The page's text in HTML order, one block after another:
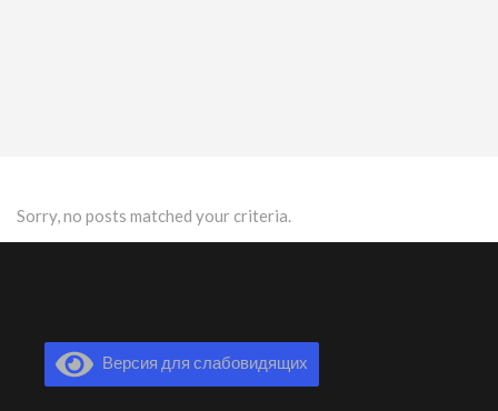
Sorry, no posts matched your criteria.
Версия для слабовидящих